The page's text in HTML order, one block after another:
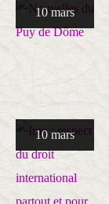
10 mars
10 mars